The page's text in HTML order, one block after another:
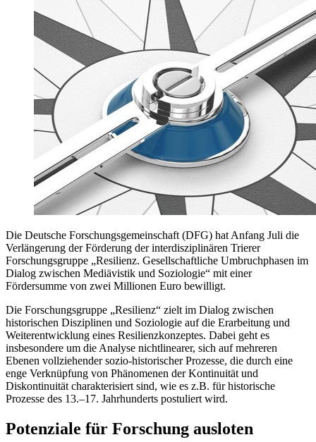
Die Deutsche Forschungsgemeinschaft (DFG) hat Anfang Juli die
Verlängerung der Förderung der interdisziplinären Trierer
Forschungsgruppe „Resilienz. Gesellschaftliche Umbruchphasen im
Dialog zwischen Mediävistik und Soziologie“ mit einer
Fördersumme von zwei Millionen Euro bewilligt.
Die Forschungsgruppe „Resilienz“ zielt im Dialog zwischen
historischen Disziplinen und Soziologie auf die Erarbeitung und
Weiterentwicklung eines Resilienzkonzeptes. Dabei geht es
insbesondere um die Analyse nichtlinearer, sich auf mehreren
Ebenen vollziehender sozio-historischer Prozesse, die durch eine
enge Verknüpfung von Phänomenen der Kontinuität und
Diskontinuität charakterisiert sind, wie es z.B. für historische
Prozesse des 13.–17. Jahrhunderts postuliert wird.
Potenziale für Forschung ausloten